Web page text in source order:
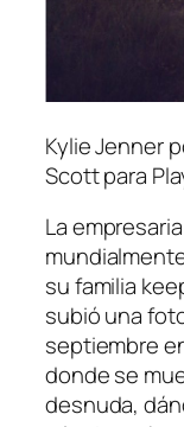
Kylie Jenner
Scott para
La
su familia
subió una
septiembre
donde se
desnuda,